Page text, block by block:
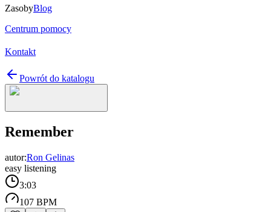
ZasobyBlog
Centrum pomocy
Kontakt
Powrót do katalogu
Remember
autor:Ron Gelinas
easy listening
3:03
107 BPM